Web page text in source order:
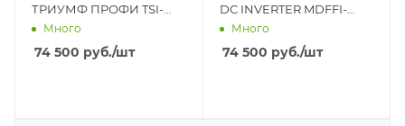
ТРИУМФ ПРОФИ TSI-
18ZHRH/TSO-18HH/ INV
Много
74 500 руб./шт
DC INVERTER MDFFI-
12HRFN8 / MDOAG-
Много
74 500 руб./шт